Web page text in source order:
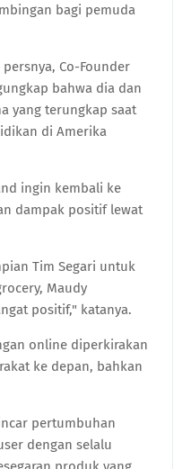
bagi pemuda
Co-Founder
bahwa dia dan
yang terungkap saat
di Amerika
ingin kembali ke
dampak positif lewat
Tim Segari untuk
Maudy
positif," katanya.
online diperkirakan
ke depan, bahkan
pertumbuhan
dengan selalu